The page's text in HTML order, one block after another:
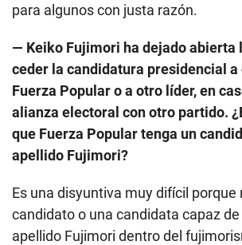
para algunos con justa razón.
— Keiko Fujimori ha dejado abierta
ceder la candidatura presidencial
Fuerza Popular o a otro líder, en
alianza electoral con otro partido.
que Fuerza Popular tenga un
apellido Fujimori?
Es una disyuntiva muy difícil porque
candidato o una candidata capaz
apellido Fujimori dentro del